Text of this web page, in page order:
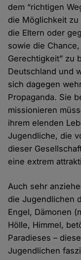
dem “richtigen
die Möglichkeit
die Eltern oder
sowie die
Gerechtigkeit” zu
Deutschland und
sich dagegen
Propaganda. Sie
missionieren
ihrem elenden
Jugendliche, die
dieser
eine extrem
Auch sehr
die Jugendlichen
Engel, Dämonen
Hölle, Himmel,
Paradieses –
Jugendlichen